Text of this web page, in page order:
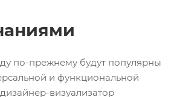
по-прежнему будут популярны
и функциональной
визуализатор